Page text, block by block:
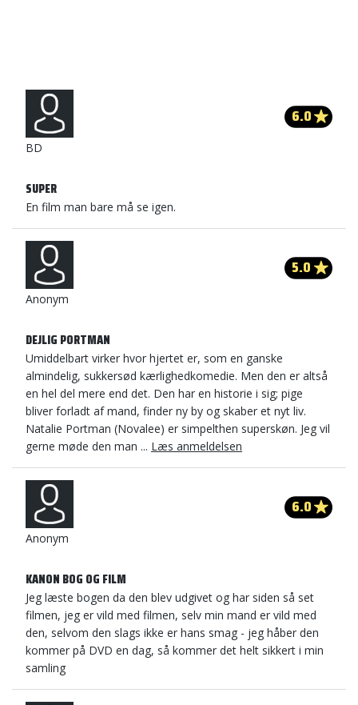
BD
6.0
SUPER
En film man bare må se igen.
Anonym
5.0
DEJLIG PORTMAN
Umiddelbart virker hvor hjertet er, som en ganske
almindelig, sukkersød kærlighedkomedie. Men den er altså
en hel del mere end det. Den har en historie i sig; pige
bliver forladt af mand, finder ny by og skaber et nyt liv.
Natalie Portman (Novalee) er simpelthen superskøn. Jeg vil
gerne møde den man ... Læs anmeldelsen
Anonym
6.0
KANON BOG OG FILM
Jeg læste bogen da den blev udgivet og har siden så set
filmen, jeg er vild med filmen, selv min mand er vild med
den, selvom den slags ikke er hans smag - jeg håber den
kommer på DVD en dag, så kommer det helt sikkert i min
samling